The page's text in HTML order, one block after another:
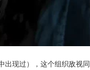
出现过），这个组织敌视同